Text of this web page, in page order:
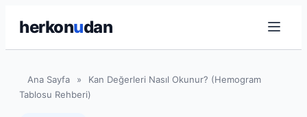
herkonudan
Ana Sayfa »
Kan Değerleri Nasıl Okunur? (Hemogram
Tablosu Rehberi)